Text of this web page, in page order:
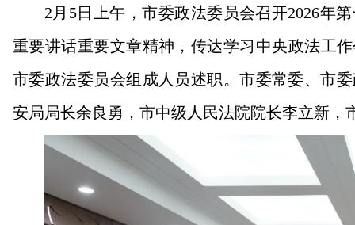
2月5日上午，市委政法委员会召开2026年
重要讲话重要文章精神，传达学习中央政法工
市委政法委员会组成人员述职。市委常委、市
安局局长余良勇，市中级人民法院院长李立新，